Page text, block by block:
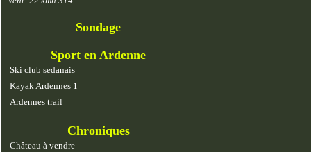
Sondage
Sport en Ardenne
Ski club sedanais
Kayak Ardennes 1
Ardennes trail
Chroniques
Château à vendre